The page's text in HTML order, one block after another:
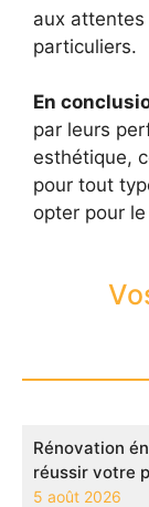
aux
particuliers.
En
par leurs
esthétique,
pour tout
opter pour
Rénovation
réussir votre
5 août 2026